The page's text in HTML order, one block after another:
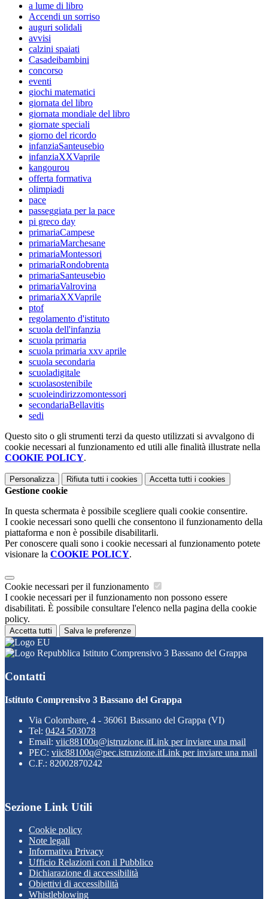
a lume di libro
Accendi un sorriso
auguri solidali
avvisi
calzini spaiati
Casadeibambini
concorso
eventi
giochi matematici
giornata del libro
giornata mondiale del libro
giornate speciali
giorno del ricordo
infanziaSanteusebio
infanziaXXVaprile
kangourou
offerta formativa
olimpiadi
pace
passeggiata per la pace
pi greco day
primariaCampese
primariaMarchesane
primariaMontessori
primariaRondobrenta
primariaSanteusebio
primariaValrovina
primariaXXVaprile
ptof
regolamento d'istituto
scuola dell'infanzia
scuola primaria
scuola primaria xxv aprile
scuola secondaria
scuoladigitale
scuolasostenibile
scuoleindirizzomontessori
secondariaBellavitis
sedi
Questo sito o gli strumenti terzi da questo utilizzati si avvalgono di
cookie necessari al funzionamento ed utili alle finalità illustrate nella
COOKIE POLICY.
Personalizza Rifiuta tutti i cookies Accetta tutti i cookies
Gestione cookie
In questa schermata è possibile scegliere quali cookie consentire.
I cookie necessari sono quelli che consentono il funzionamento della
piattaforma e non è possibile disabilitarli.
Per conoscere quali sono i cookie necessari al funzionamento potete
visionare la COOKIE POLICY.
Cookie necessari per il funzionamento
I cookie necessari per il funzionamento non possono essere
disabilitati. È possibile consultare l'elenco nella pagina della cookie
policy.
Accetta tutti Salva le preferenze
Istituto Comprensivo 3 Bassano del Grappa
Contatti
Istituto Comprensivo 3 Bassano del Grappa
Via Colombare, 4 - 36061 Bassano del Grappa (VI)
Tel: 0424 503078
Email: viic88100q@istruzione.itLink per inviare una mail
PEC: viic88100q@pec.istruzione.itLink per inviare una mail
C.F.: 82002870242
Sezione Link Utili
Cookie policy
Note legali
Informativa Privacy
Ufficio Relazioni con il Pubblico
Dichiarazione di accessibilità
Obiettivi di accessibilità
Whistleblowing